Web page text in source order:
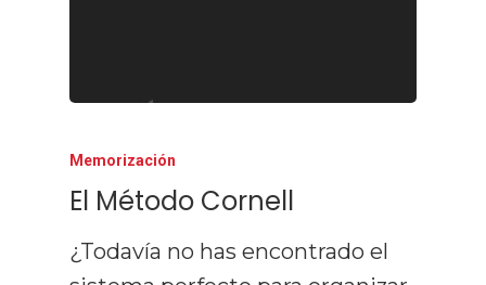
Memorización
El Método Cornell
¿Todavía no has encontrado el